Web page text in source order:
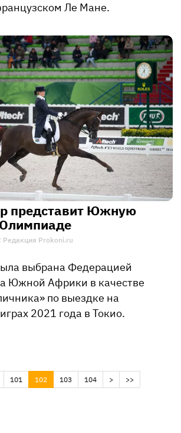
Ле Мане.
представит Южную
Редакция Prokoni.ru
выбрана Федерацией
Южной Африки в качестве
по выездке на
2021 года в Токио.
101 102 (current)
103 104 > >>